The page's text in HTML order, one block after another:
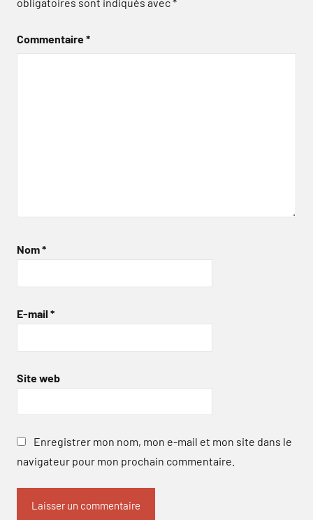
Commentaire*
Nom*
E-mail *
Site web
Enregistrer mon nom, mon e-mail et mon site dans le
navigateur pour mon prochain commentaire.